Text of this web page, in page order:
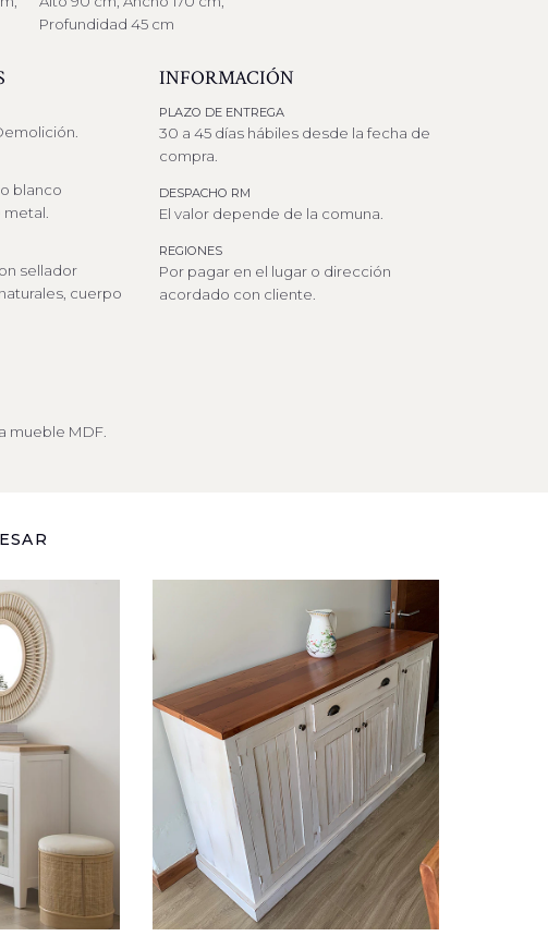
Profundidad 45 cm
blanco
sellador
cuerpo
mueble MDF.
INFORMACIÓN
PLAZO DE ENTREGA
30 a 45 días hábiles desde la fecha de
compra.
DESPACHO RM
El valor depende de la comuna.
REGIONES
Por pagar en el lugar o dirección
acordado con cliente.